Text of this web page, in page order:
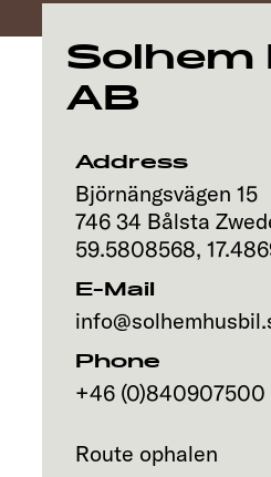
Ontdek
Solhem
AB
Address
Björnängsvägen 15
746 34 Bålsta
59.5808568,
E-Mail
Phone
+46 (0)840907500
Route ophalen